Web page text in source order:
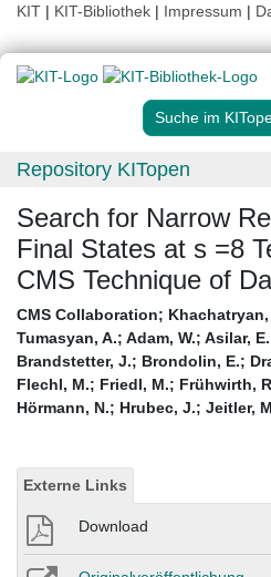
KIT | KIT-Bibliothek | Impressum |
Suche im
Repository KITopen
Search for Narrow
Final States at s =8
CMS Technique of
CMS Collaboration; Khachatryan,
Tumasyan, A.; Adam, W.; Asilar, E.
Brandstetter, J.; Brondolin, E.;
Flechl, M.; Friedl, M.; Frühwirth,
Hörmann, N.; Hrubec, J.; Jeitler,
Externe Links
Download